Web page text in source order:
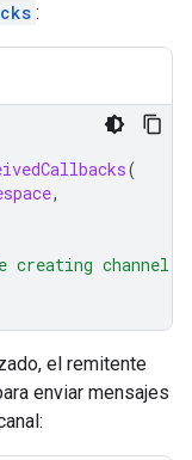
:
(
,
creating channel"
el remitente
enviar mensajes